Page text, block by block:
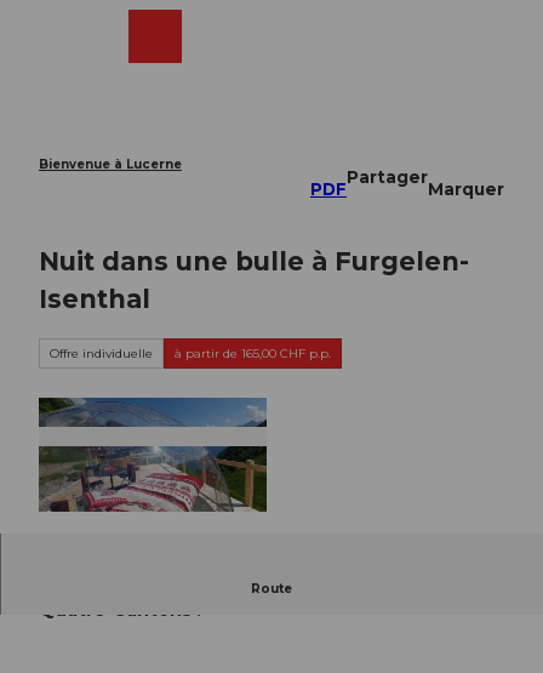
Bienvenue à Lucerne
PDF
Partager
Marquer
Nuit dans une bulle à Furgelen-
Isenthal
Offre individuelle à partir de 165,00 CHF p.p.
Route
Un panorama à couper le souffle sur le lac des
Quatre-Cantons !